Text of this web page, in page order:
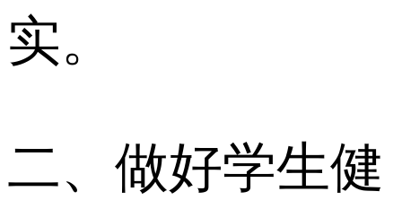
实。
二、做好学生健